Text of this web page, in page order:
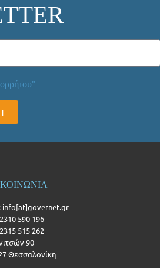
info[at]governet.gr
590 196
515 262
90
Θεσσαλονίκη